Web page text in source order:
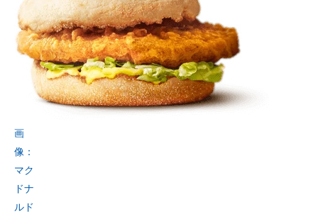
画
像：
マク
ドナ
ルド